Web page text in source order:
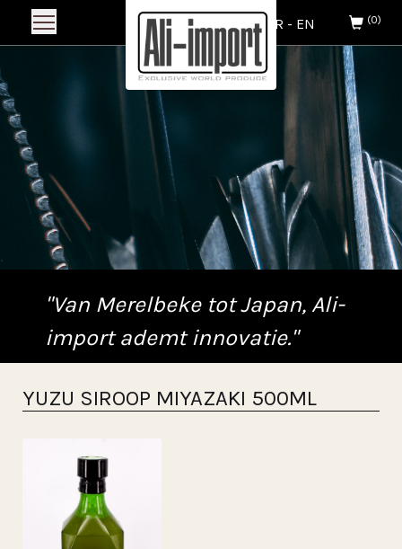
(0)
NL- FR - EN
"Van Merelbeke tot Japan, Ali-
import ademt innovatie."
YUZU SIROOP MIYAZAKI 500ML